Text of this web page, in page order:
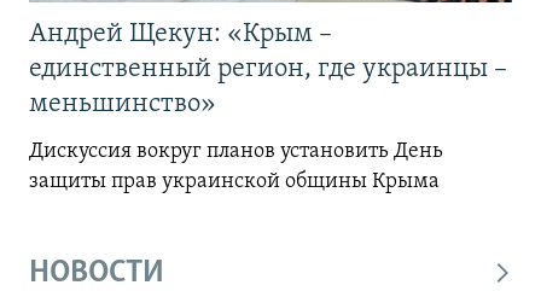
Андрей Щекун: «Крым –
единственный регион, где украинцы –
меньшинство»
Дискуссия вокруг планов установить День
защиты прав украинской общины Крыма
НОВОСТИ